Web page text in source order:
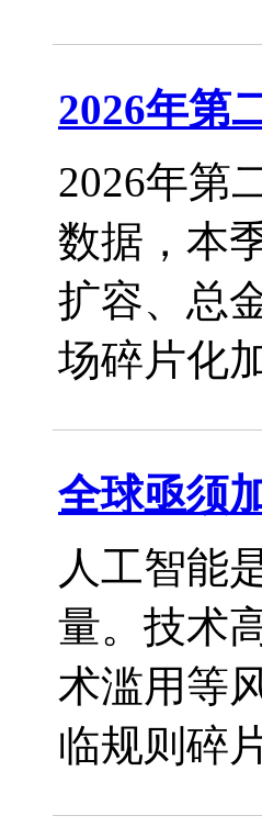
2026年第
2026年第
数据，本
扩容、总
场碎片化
全球亟须
人工智能
量。技术
术滥用等
临规则碎